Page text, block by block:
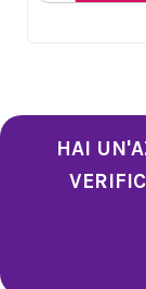
HAI